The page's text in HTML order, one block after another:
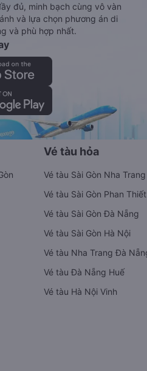
đủ, minh bạch cùng vô vàn
và lựa chọn phương án di
và phù hợp nhất.
Vé tàu hỏa
Vé tàu Sài Gòn Nha Trang
Vé tàu Sài Gòn Phan Thiết
Vé tàu Sài Gòn Đà Nẵng
Vé tàu Sài Gòn Hà Nội
Vé tàu Nha Trang Đà
Vé tàu Đà Nẵng Huế
Vé tàu Hà Nội Vinh